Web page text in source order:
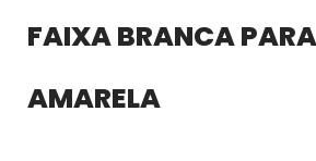
FAIXA BRANCA
AMARELA